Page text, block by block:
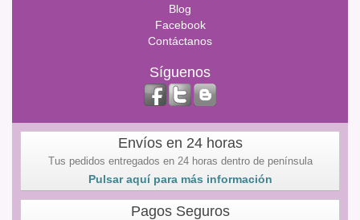
Blog
Facebook
Contáctanos
Síguenos
Envíos en 24 horas
Tus pedidos entregados en 24 horas dentro de península
Pulsar aquí para más información
Pagos Seguros